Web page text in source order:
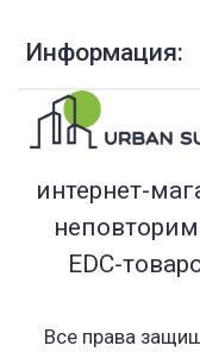
Информация:
интернет-
EDC-
Все права